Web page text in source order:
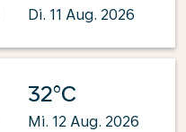
Di. 11 Aug. 2026
32°C
Mi. 12 Aug. 2026